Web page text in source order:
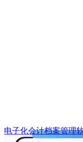
电子化会计档案管理